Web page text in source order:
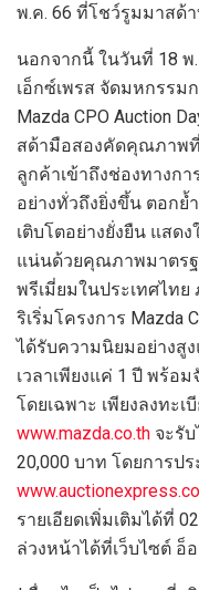
พ.ค. 66 ที่โชว์รูมมาสด้า
นอกจากนี้ ในวันที่ 18 พ.
เอ็กซ์เพรส จัดมหกรรม
Mazda CPO Auction
สด้ามือสองคัดคุณภาพที่
ลูกค้าเข้าถึงช่องทางก
อย่างทั่วถึงยิ่งขึ้น ตอกย้
เติบโตอย่างยั่งยืน แส
แน่นด้วยคุณภาพมาตรฐ
พรีเมี่ยมในประเทศไทย
ริเริ่มโครงการ Mazda
ได้รับความนิยมอย่างสู
เวลาเพียงแค่ 1 ปี พร้อม
โดยเฉพาะ เพียงลงทะ
www.mazda.co.th จะรั
20,000 บาท โดยการป
รายเอียดเพิ่มเติมได้ที่
ล่วงหน้าได้ที่เว็บไซต์ อ็